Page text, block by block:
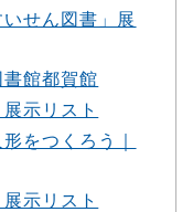
せん図書」展
書館都賀館
示リスト
をつくろう｜
示リスト